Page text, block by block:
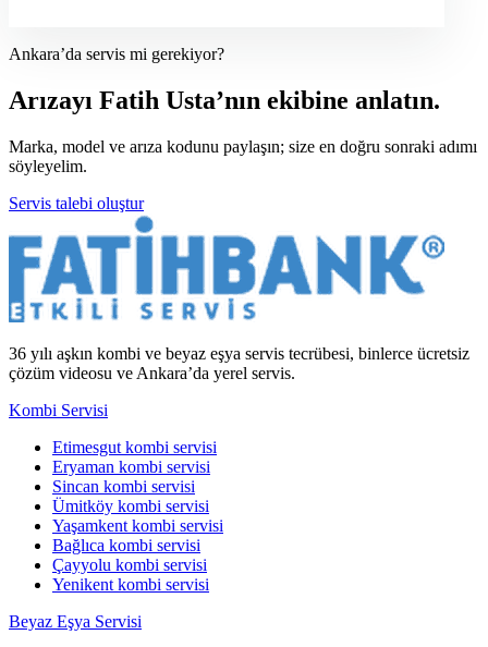
Ankara’da servis mi gerekiyor?
Arızayı Fatih Usta’nın ekibine anlatın.
Marka, model ve arıza kodunu paylaşın; size en doğru sonraki adımı
söyleyelim.
Servis talebi oluştur
36 yılı aşkın kombi ve beyaz eşya servis tecrübesi, binlerce ücretsiz
çözüm videosu ve Ankara’da yerel servis.
Kombi Servisi
Etimesgut kombi servisi
Eryaman kombi servisi
Sincan kombi servisi
Ümitköy kombi servisi
Yaşamkent kombi servisi
Bağlıca kombi servisi
Çayyolu kombi servisi
Yenikent kombi servisi
Beyaz Eşya Servisi